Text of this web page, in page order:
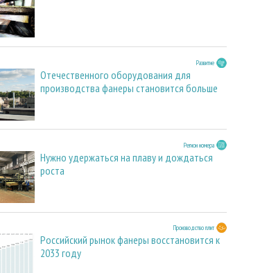
Развитие
Отечественного оборудования для
производства фанеры становится больше
Регион номера
Нужно удержаться на плаву и дождаться
роста
Производство плит
Российский рынок фанеры восстановится к
2033 году